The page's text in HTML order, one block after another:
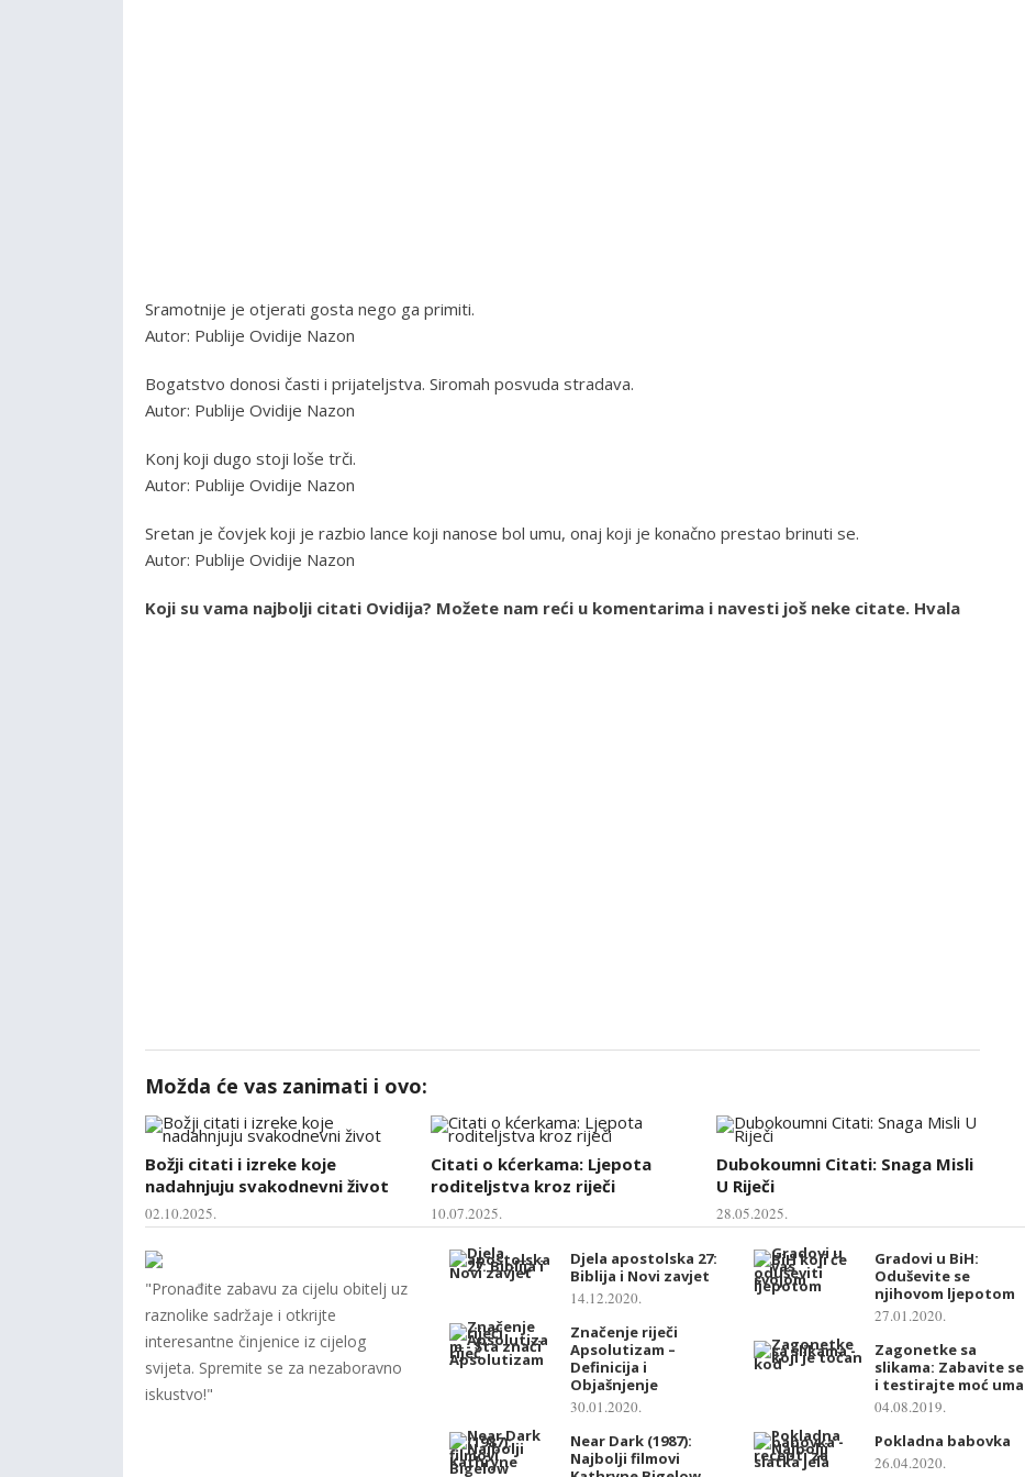
Sramotnije je otjerati gosta nego ga primiti.
Autor: Publije Ovidije Nazon
Bogatstvo donosi časti i prijateljstva. Siromah posvuda stradava.
Autor: Publije Ovidije Nazon
Konj koji dugo stoji loše trči.
Autor: Publije Ovidije Nazon
Sretan je čovjek koji je razbio lance koji nanose bol umu, onaj koji je konačno prestao brinuti se.
Autor: Publije Ovidije Nazon
Koji su vama najbolji citati Ovidija? Možete nam reći u komentarima i navesti još neke citate. Hvala
Možda će vas zanimati i ovo:
Božji citati i izreke koje
nadahnjuju svakodnevni život
02.10.2025.
Citati o kćerkama: Ljepota
roditeljstva kroz riječi
10.07.2025.
Dubokoumni Citati: Snaga Misli
U Riječi
28.05.2025.
"Pronađite zabavu za cijelu obitelj uz
raznolike sadržaje i otkrijte
interesantne činjenice iz cijelog
svijeta. Spremite se za nezaboravno
iskustvo!"
Djela apostolska 27:
Biblija i Novi zavjet
14.12.2020.
Značenje riječi
Apsolutizam –
Definicija i
Objašnjenje
30.01.2020.
Near Dark (1987):
Najbolji filmovi
Gradovi u BiH:
Oduševite se
njihovom ljepotom
27.01.2020.
Zagonetke sa
slikama: Zabavite se
i testirajte moć uma
04.08.2019.
Pokladna babovka
26.04.2020.